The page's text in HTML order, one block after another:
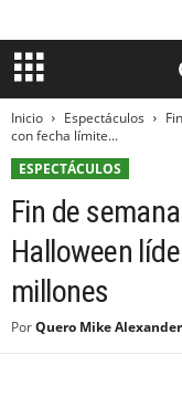
Inicio Espectáculos
con fecha límite...
ESPECTÁCULOS
Fin de
Halloween
millones
PorQuero Mike Alexander